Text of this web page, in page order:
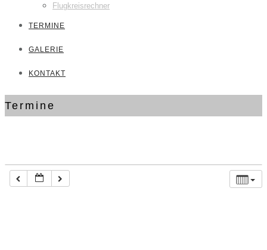
Flugkreisrechner
TERMINE
GALERIE
KONTAKT
Termine